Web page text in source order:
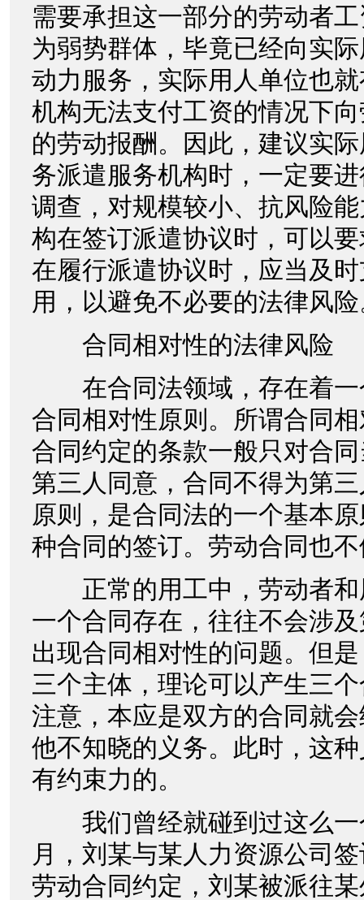
需要承担这一部分的劳动者
为弱势群体，毕竟已经向实
动力服务，实际用人单位也
机构无法支付工资的情况下
的劳动报酬。因此，建议实
务派遣服务机构时，一定要
调查，对规模较小、抗风险
构在签订派遣协议时，可以
在履行派遣协议时，应当及
用，以避免不必要的法律风
合同相对性的法律风险
在合同法领域，存在着一
合同相对性原则。所谓合同
合同约定的条款一般只对合
第三人同意，合同不得为第
原则，是合同法的一个基本
种合同的签订。劳动合同也
正常的用工中，劳动者和
一个合同存在，往往不会涉
出现合同相对性的问题。但
三个主体，理论可以产生三
注意，本应是双方的合同就
他不知晓的义务。此时，这
有约束力的。
我们曾经就碰到过这么一
月，刘某与某人力资源公司
劳动合同约定，刘某被派往